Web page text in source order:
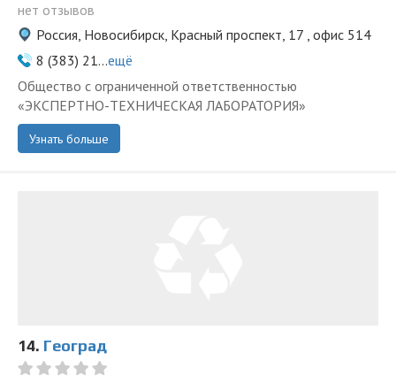
нет отзывов
Россия, Новосибирск, Красный проспект, 17 , офис 514
8 (383) 21...ещё
Общество с ограниченной ответственностью
«ЭКСПЕРТНО-ТЕХНИЧЕСКАЯ ЛАБОРАТОРИЯ»
Узнать больше
14. Геоград